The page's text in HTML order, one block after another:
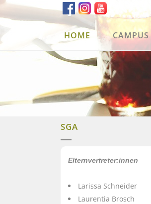
HOME CAMPUS
SGA
Elternvertreter:innen
Larissa Schneider
Laurentia Brosch